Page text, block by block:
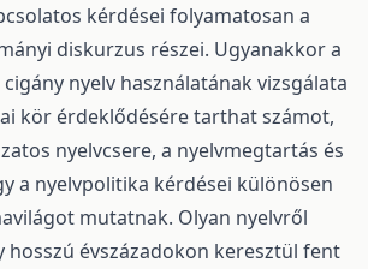
kérdései folyamatosan a
diskurzus részei. Ugyanakkor a
cigány nyelv használatának vizsgálata
kör érdeklődésére tarthat számot,
nyelvcsere, a nyelvmegtartás és
a nyelvpolitika kérdései különösen
mutatnak. Olyan nyelvről
hosszú évszázadokon keresztül fent